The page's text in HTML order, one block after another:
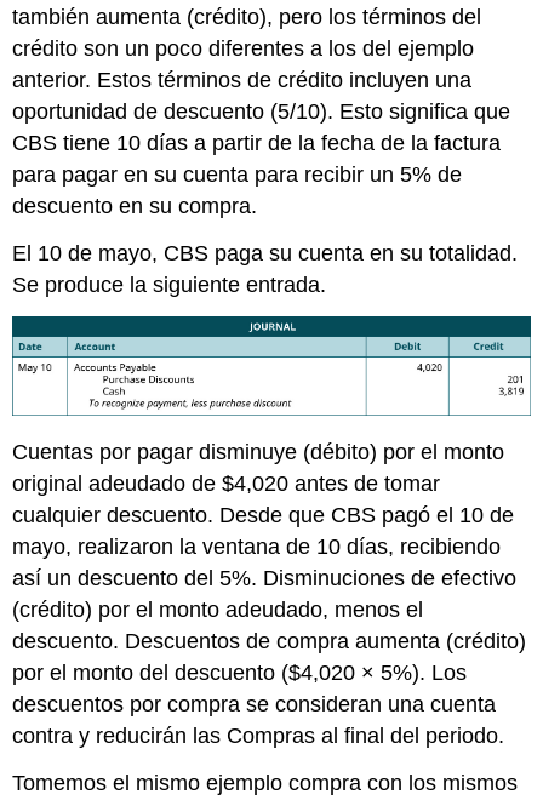
también aumenta (crédito), pero los términos del
crédito son un poco diferentes a los del ejemplo
anterior. Estos términos de crédito incluyen una
oportunidad de descuento (5/10). Esto significa que
CBS tiene 10 días a partir de la fecha de la factura
para pagar en su cuenta para recibir un 5% de
descuento en su compra.
El 10 de mayo, CBS paga su cuenta en su totalidad.
Se produce la siguiente entrada.
Cuentas por pagar disminuye (débito) por el monto
original adeudado de $4,020 antes de tomar
cualquier descuento. Desde que CBS pagó el 10 de
mayo, realizaron la ventana de 10 días, recibiendo
así un descuento del 5%. Disminuciones de efectivo
(crédito) por el monto adeudado, menos el
descuento. Descuentos de compra aumenta (crédito)
por el monto del descuento ($4,020 × 5%). Los
descuentos por compra se consideran una cuenta
contra y reducirán las Compras al final del periodo.
Tomemos el mismo ejemplo compra con los mismos